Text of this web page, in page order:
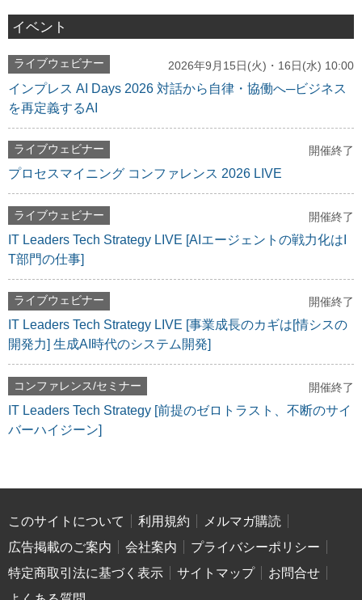
イベント
ライブウェビナー 2026年9月15日(火)・16日(水) 10:00
インプレス AI Days 2026 対話から自律・協働へ─ビジネス
を再定義するAI
ライブウェビナー 開催終了
プロセスマイニング コンファレンス 2026 LIVE
ライブウェビナー 開催終了
IT Leaders Tech Strategy LIVE [AIエージェントの戦力化はI
T部門の仕事]
ライブウェビナー 開催終了
IT Leaders Tech Strategy LIVE [事業成長のカギは[情シスの
開発力] 生成AI時代のシステム開発]
コンファレンス/セミナー 開催終了
IT Leaders Tech Strategy [前提のゼロトラスト、不断のサイ
バーハイジーン]
このサイトについて 利用規約
メルマガ購読
広告掲載のご案内
会社案内
プライバシーポリシー
特定商取引法に基づく表示
サイトマップ
お問合せ